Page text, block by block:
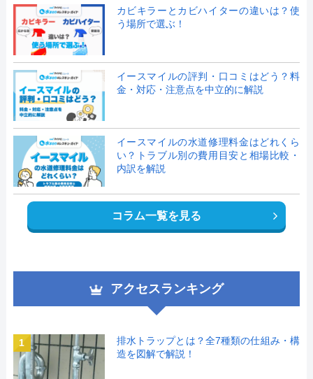
カビキラーとカビハイターの違いは？使
う場所で選ぶ！
イースマイルの評判・口コミはどう？料
金・対応・注意点を中立的に解説
イースマイルの水道修理料金はどれくら
い？トラブル別の費用目安と相場比較・
内訳を解説
コラム一覧を見る
アクセスランキング
1
排水トラップとは？全7種類の仕組み・構
造を図解で解説！